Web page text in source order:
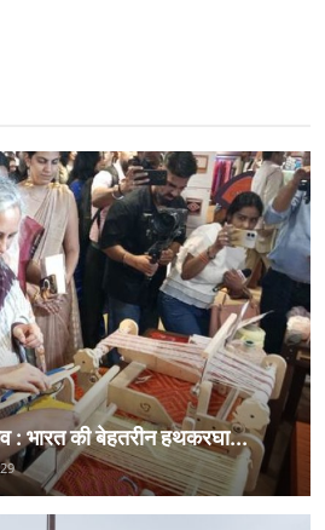
: भारत की बेहतरीन हथकरघा...